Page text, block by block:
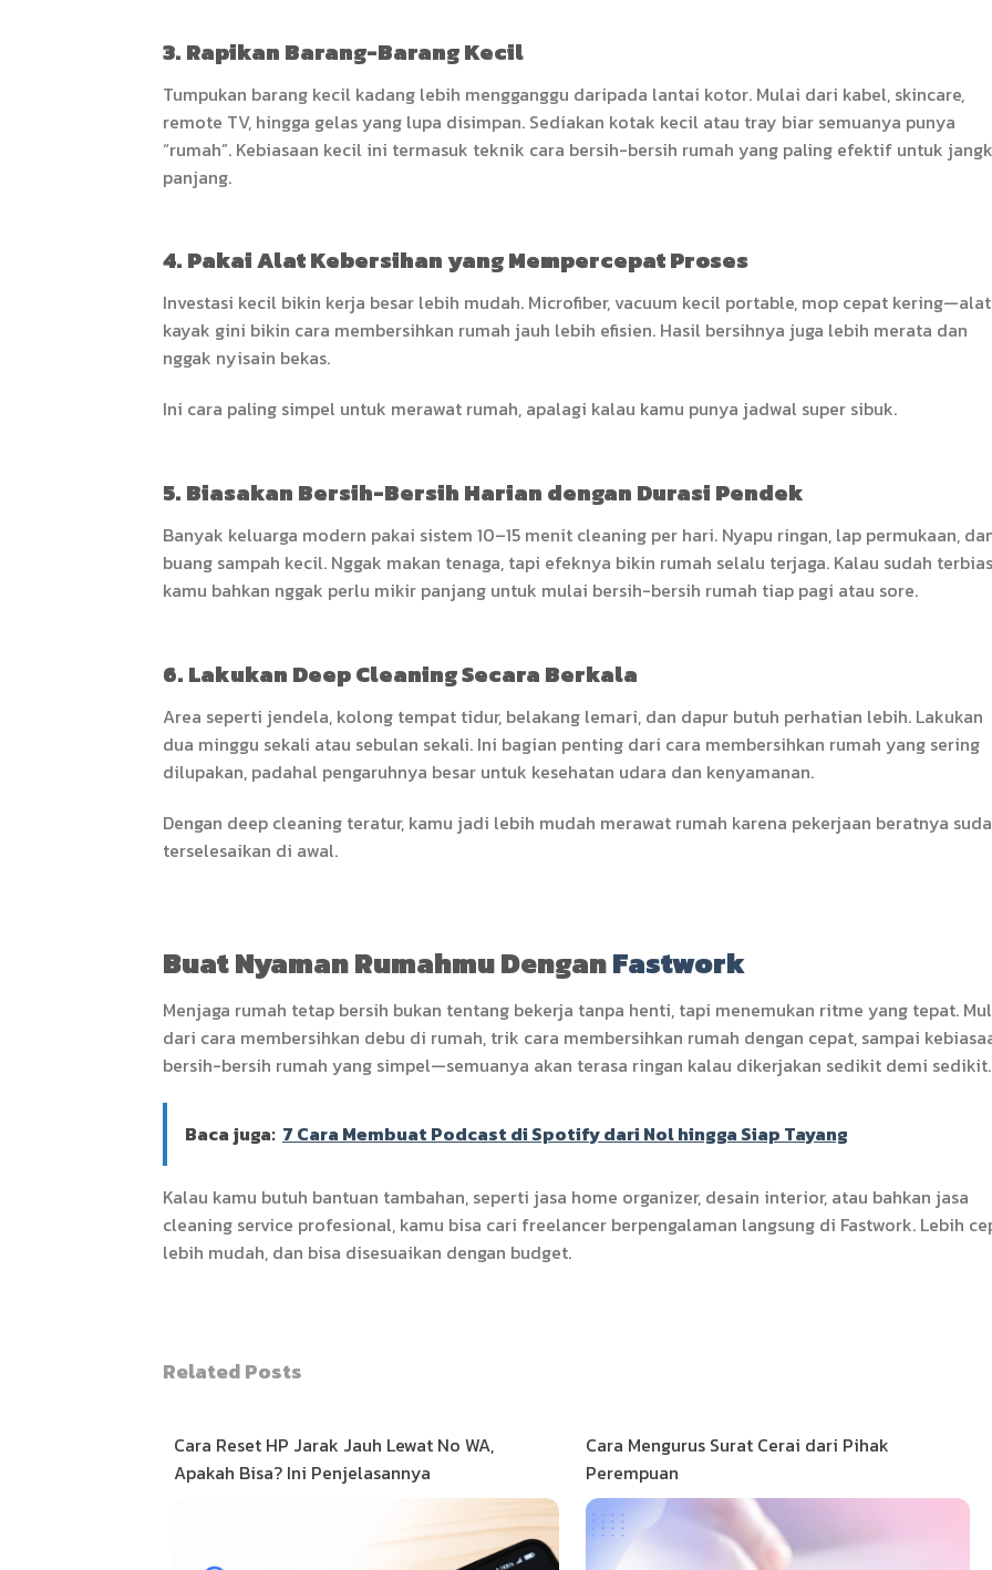
3. Rapikan Barang-Barang Kecil
Tumpukan barang kecil kadang lebih mengganggu daripada lantai kotor. Mulai dari kabel, skincare,
remote TV, hingga gelas yang lupa disimpan. Sediakan kotak kecil atau tray biar semuanya punya
“rumah”. Kebiasaan kecil ini termasuk teknik cara bersih-bersih rumah yang paling efektif untuk
panjang.
4. Pakai Alat Kebersihan yang Mempercepat Proses
Investasi kecil bikin kerja besar lebih mudah. Microfiber, vacuum kecil portable, mop cepat kering—alat
kayak gini bikin cara membersihkan rumah jauh lebih efisien. Hasil bersihnya juga lebih merata dan
nggak nyisain bekas.
Ini cara paling simpel untuk merawat rumah, apalagi kalau kamu punya jadwal super sibuk.
5. Biasakan Bersih-Bersih Harian dengan Durasi Pendek
Banyak keluarga modern pakai sistem 10–15 menit cleaning per hari. Nyapu ringan, lap permukaan,
buang sampah kecil. Nggak makan tenaga, tapi efeknya bikin rumah selalu terjaga. Kalau sudah
kamu bahkan nggak perlu mikir panjang untuk mulai bersih-bersih rumah tiap pagi atau sore.
6. Lakukan Deep Cleaning Secara Berkala
Area seperti jendela, kolong tempat tidur, belakang lemari, dan dapur butuh perhatian lebih. Lakukan
dua minggu sekali atau sebulan sekali. Ini bagian penting dari cara membersihkan rumah yang sering
dilupakan, padahal pengaruhnya besar untuk kesehatan udara dan kenyamanan.
Dengan deep cleaning teratur, kamu jadi lebih mudah merawat rumah karena pekerjaan beratnya
terselesaikan di awal.
Buat Nyaman Rumahmu DenganFastwork
Menjaga rumah tetap bersih bukan tentang bekerja tanpa henti, tapi menemukan ritme yang tepat.
dari cara membersihkan debu di rumah, trik cara membersihkan rumah dengan cepat, sampai
bersih-bersih rumah yang simpel—semuanya akan terasa ringan kalau dikerjakan sedikit demi sedikit.
Baca juga: 7 Cara Membuat Podcast di Spotify dari Nol hingga Siap Tayang
Kalau kamu butuh bantuan tambahan, seperti jasa home organizer, desain interior, atau bahkan jasa
cleaning service profesional, kamu bisa cari freelancer berpengalaman langsung di Fastwork. Lebih
lebih mudah, dan bisa disesuaikan dengan budget.
Related Posts
Cara Reset HP Jarak Jauh Lewat No WA,
Apakah Bisa? Ini Penjelasannya
Cara Mengurus Surat Cerai dari Pihak
Perempuan